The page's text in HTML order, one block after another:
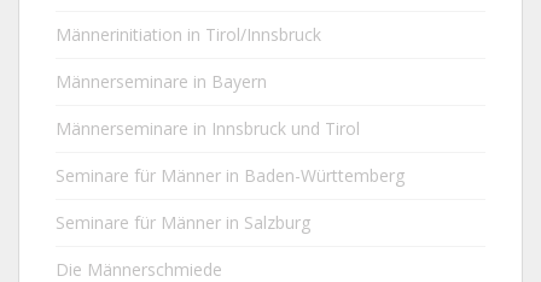
Männerinitiation in Tirol/Innsbruck
Männerseminare in Bayern
Männerseminare in Innsbruck und Tirol
Seminare für Männer in Baden-Württemberg
Seminare für Männer in Salzburg
Die Männerschmiede